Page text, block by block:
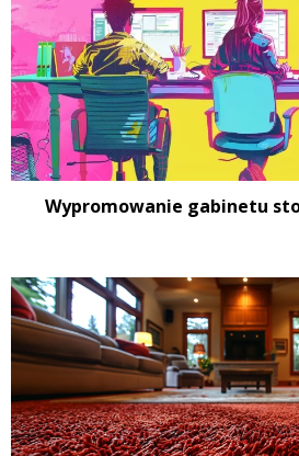
Wypromowanie gabinetu